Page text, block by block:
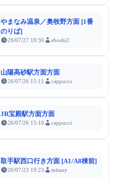
やまなみ温泉／奥牧野方面 [1番
のりば]
26/07/27 19:30 eboshi2
山陽高砂駅方面方面
26/07/26 15:11 cappucci
JR宝殿駅方面方面
26/07/26 15:10 cappucci
取手駅西口行き方面 [A1/A8棟前]
26/07/23 19:23 mitany